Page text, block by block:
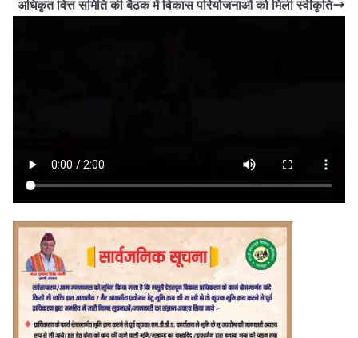
अधिकृत वित्त समिति की बैठक में विकास परियोजनाओं को मिली स्वीकृति